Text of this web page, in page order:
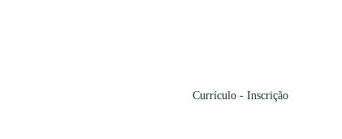
Currículo - Inscrição